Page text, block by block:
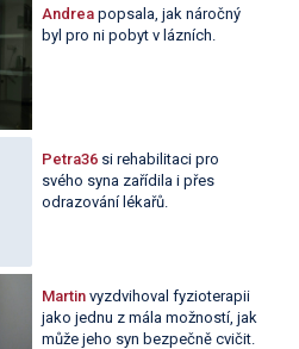
Andrea popsala, jak náročný
byl pro ni pobyt v lázních.
Petra36 si rehabilitaci pro
svého syna zařídila i přes
odrazování lékařů.
Martin vyzdvihoval fyzioterapii
jako jednu z mála možností, jak
může jeho syn bezpečně cvičit.